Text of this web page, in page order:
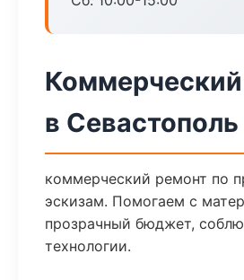
в Севастополь
коммерческий ремонт по
эскизам. Помогаем с
прозрачный бюджет,
технологии.